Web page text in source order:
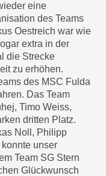
eine
des Teams
Oestreich war wie
extra in der
die Strecke
zu erhöhen.
des MSC Fulda
Das Team
Timo Weiss,
dritten Platz.
Noll, Philipp
unser
Team SG Stern
Glückwunsch